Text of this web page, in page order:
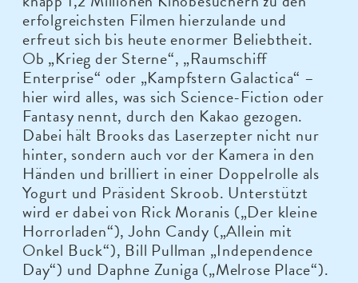
erfolgreichsten Filmen hierzulande und
erfreut sich bis heute enormer Beliebtheit.
Ob „Krieg der Sterne“, „Raumschiff
Enterprise“ oder „Kampfstern Galactica“ –
hier wird alles, was sich Science-Fiction oder
Fantasy nennt, durch den Kakao gezogen.
Dabei hält Brooks das Laserzepter nicht nur
hinter, sondern auch vor der Kamera in den
Händen und brilliert in einer Doppelrolle als
Yogurt und Präsident Skroob. Unterstützt
wird er dabei von Rick Moranis („Der kleine
Horrorladen“), John Candy („Allein mit
Onkel Buck“), Bill Pullman „Independence
Day“) und Daphne Zuniga („Melrose Place“).